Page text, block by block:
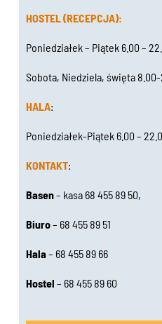
HOSTEL (RECEPCJA):
Poniedziałek – Piątek 6.00 –
Sobota, Niedziela, święta
HALA:
Poniedziałek-Piątek 6.00 –
KONTAKT:
Basen– kasa 68 455 89 50,
Biuro– 68 455 89 51
Hala– 68 455 89 66
Hostel– 68 455 89 60